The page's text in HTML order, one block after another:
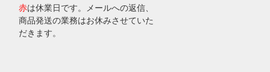
赤は休業日です。メールへの返信、
商品発送の業務はお休みさせていた
だきます。